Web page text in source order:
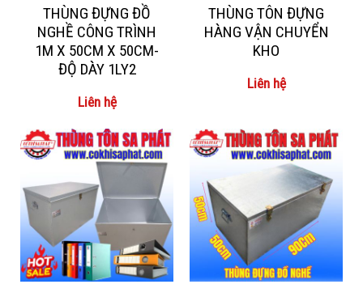
THÙNG ĐỰNG ĐỒ
NGHỀ CÔNG TRÌNH
1M X 50CM X 50CM-
ĐỘ DÀY 1LY2
Liên hệ
THÙNG TÔN ĐỰNG
HÀNG VẬN CHUYỂN
KHO
Liên hệ